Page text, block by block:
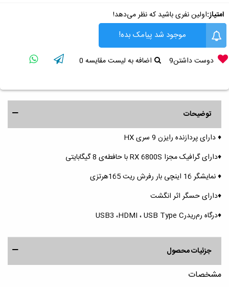
امتیاز:اولین نفری باشید که نظر می‌دهد!
موجود شد پیامک بده!
دوست داشتن9 اضافه به لیست مقایسه 0
توضیحات
♦️ دارای پردازنده رایزن 9 سری HX
♦️دارای گرافیک مجزا RX 6800S با حافطه‌ی 8 گیگابایتی
♦️ نمایشگر 16 اینچی بار رفرش ریت 165هرتزی
♦️دارای حسگر اثر انگشت
♦️درگاه رم‌ریدرUSB3 ،HDMI ، USB Type C
جزئیات محصول
مشخصات